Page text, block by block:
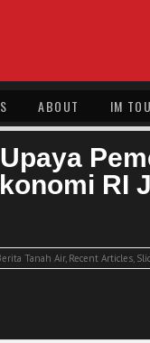
ABOUT IM
RI
Tanah Air, Recent Articles,